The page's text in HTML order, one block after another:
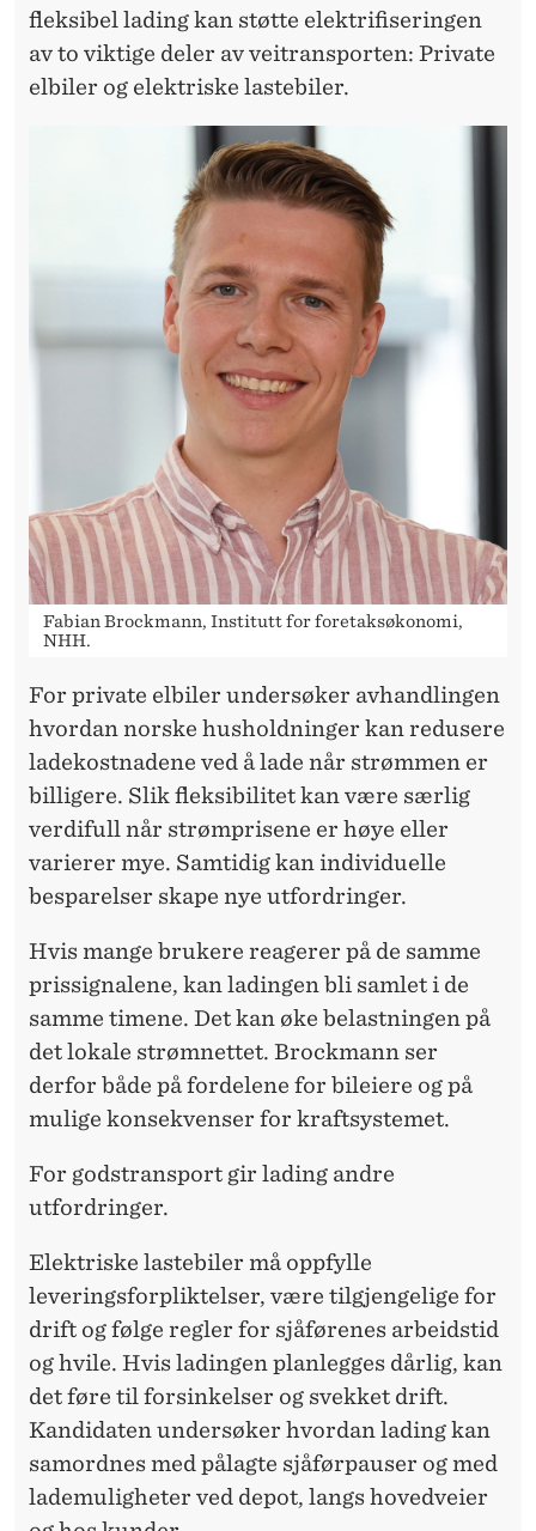
fleksibel lading kan støtte elektrifiseringen
av to viktige deler av veitransporten: Private
elbiler og elektriske lastebiler.
Fabian Brockmann, Institutt for foretaksøkonomi,
NHH.
For private elbiler undersøker avhandlingen
hvordan norske husholdninger kan redusere
ladekostnadene ved å lade når strømmen er
billigere. Slik fleksibilitet kan være særlig
verdifull når strømprisene er høye eller
varierer mye. Samtidig kan individuelle
besparelser skape nye utfordringer.
Hvis mange brukere reagerer på de samme
prissignalene, kan ladingen bli samlet i de
samme timene. Det kan øke belastningen på
det lokale strømnettet. Brockmann ser
derfor både på fordelene for bileiere og på
mulige konsekvenser for kraftsystemet.
For godstransport gir lading andre
utfordringer.
Elektriske lastebiler må oppfylle
leveringsforpliktelser, være tilgjengelige for
drift og følge regler for sjåførenes arbeidstid
og hvile. Hvis ladingen planlegges dårlig, kan
det føre til forsinkelser og svekket drift.
Kandidaten undersøker hvordan lading kan
samordnes med pålagte sjåførpauser og med
lademuligheter ved depot, langs hovedveier